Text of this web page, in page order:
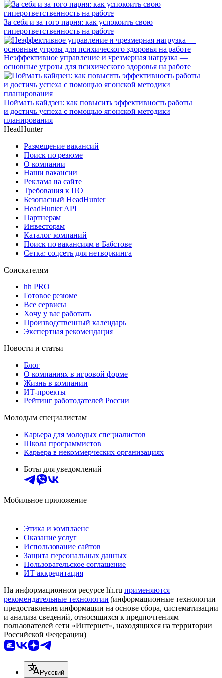
За себя и за того парня: как успокоить свою
гиперответственность на работе
Неэффективное управление и чрезмерная нагрузка —
основные угрозы для психического здоровья на работе
Поймать кайдзен: как повысить эффективность работы
и достичь успеха с помощью японской методики
планирования
HeadHunter
Размещение вакансий
Поиск по резюме
О компании
Наши вакансии
Реклама на сайте
Требования к ПО
Безопасный HeadHunter
HeadHunter API
Партнерам
Инвесторам
Каталог компаний
Поиск по вакансиям в Бабстове
Сетка: соцсеть для нетворкинга
Соискателям
hh PRO
Готовое резюме
Все сервисы
Хочу у вас работать
Производственный календарь
Экспертная рекомендация
Новости и статьи
Блог
О компаниях в игровой форме
Жизнь в компании
ИТ-проекты
Рейтинг работодателей России
Молодым специалистам
Карьера для молодых специалистов
Школа программистов
Карьера в некоммерческих организациях
Боты для уведомлений
Мобильное приложение
Этика и комплаенс
Оказание услуг
Использование сайтов
Защита персональных данных
Пользовательское соглашение
ИТ аккредитация
На информационном ресурсе hh.ru применяются
рекомендательные технологии (информационные технологии
предоставления информации на основе сбора, систематизации
и анализа сведений, относящихся к предпочтениям
пользователей сети «Интернет», находящихся на территории
Российской Федерации)
Русский